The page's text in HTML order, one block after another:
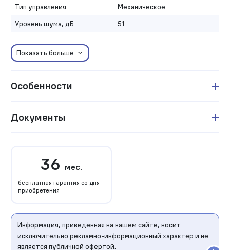
Тип управления
Механическое
Уровень шума, дБ
51
Показать больше
Особенности
Документы
36 мес.
бесплатная гарантия со дня
приобретения
Информация, приведенная на нашем сайте, носит
исключительно рекламно-информационный характер и не
является публичной офертой.